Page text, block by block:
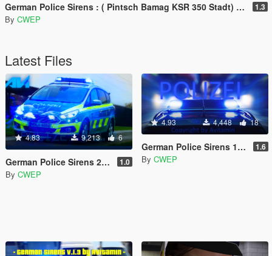
German Police Sirens : ( Pintsch Bamag KSR 350 Stadt) & ( Hänsch Typ 624 Stadt ) 1.3
By CWEP
Latest Files
4.83 9,213 6
German Police Sirens 2.0 ( Pintsch Bamag Zirkon LED & more ) 1.0
By CWEP
4.93 4,448 18
German Police Sirens 1.6 : (Hänsch Typ 620) ( RTK 7 Stadt ) ( RTK 7 Land ) 1.6
By CWEP